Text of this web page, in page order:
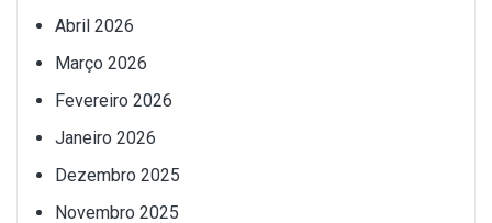
Abril 2026
Março 2026
Fevereiro 2026
Janeiro 2026
Dezembro 2025
Novembro 2025